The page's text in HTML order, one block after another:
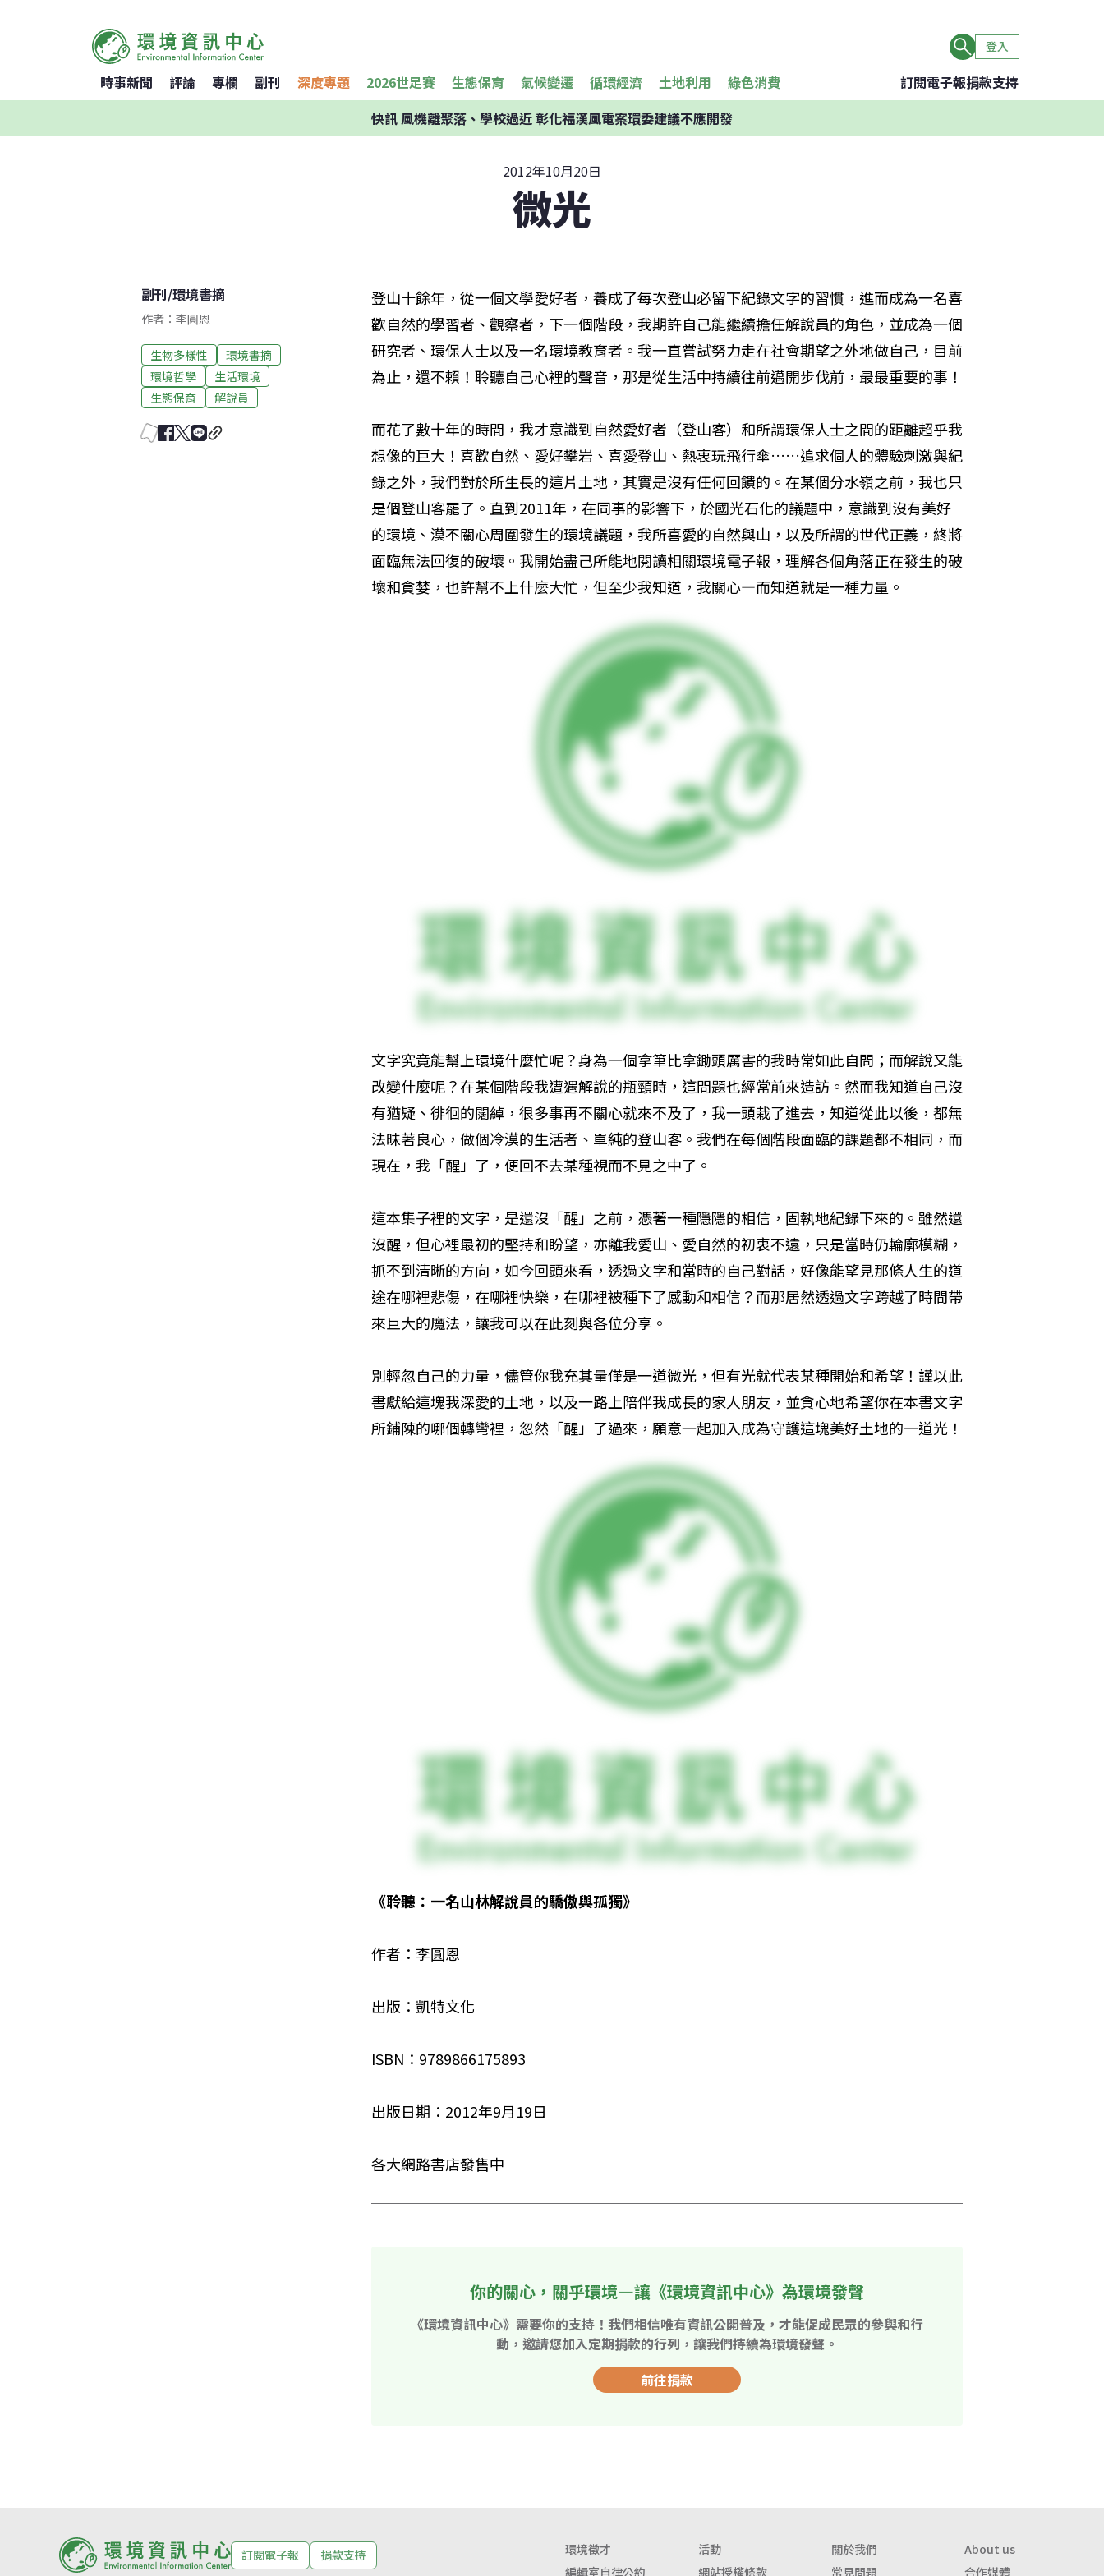
登入
時事新聞 評論 專欄 副刊 深度專題 2026世足賽 生態保育 氣候變遷 循環經濟 土地利用 綠色消費 訂閱電子報捐款支持
快訊風機離聚落、學校過近 彰化福漢風電案環委建議不應開發
2012年10月20日
微光
副刊/環境書摘
作者：李圓恩
生物多樣性
環境書摘
環境哲學
生活環境
生態保育
解說員
登山十餘年，從一個文學愛好者，養成了每次登山必留下紀錄文字的習慣，進而成為一名喜
歡自然的學習者、觀察者，下一個階段，我期許自己能繼續擔任解說員的角色，並成為一個
研究者、環保人士以及一名環境教育者。我一直嘗試努力走在社會期望之外地做自己，目前
為止，還不賴！聆聽自己心裡的聲音，那是從生活中持續往前邁開步伐前，最最重要的事！
而花了數十年的時間，我才意識到自然愛好者（登山客）和所謂環保人士之間的距離超乎我
想像的巨大！喜歡自然、愛好攀岩、喜愛登山、熱衷玩飛行傘……追求個人的體驗刺激與紀
錄之外，我們對於所生長的這片土地，其實是沒有任何回饋的。在某個分水嶺之前，我也只
是個登山客罷了。直到2011年，在同事的影響下，於國光石化的議題中，意識到沒有美好
的環境、漠不關心周圍發生的環境議題，我所喜愛的自然與山，以及所謂的世代正義，終將
面臨無法回復的破壞。我開始盡己所能地閱讀相關環境電子報，理解各個角落正在發生的破
壞和貪婪，也許幫不上什麼大忙，但至少我知道，我關心—而知道就是一種力量。
文字究竟能幫上環境什麼忙呢？身為一個拿筆比拿鋤頭厲害的我時常如此自問；而解說又能
改變什麼呢？在某個階段我遭遇解說的瓶頸時，這問題也經常前來造訪。然而我知道自己沒
有猶疑、徘徊的闊綽，很多事再不關心就來不及了，我一頭栽了進去，知道從此以後，都無
法昧著良心，做個冷漠的生活者、單純的登山客。我們在每個階段面臨的課題都不相同，而
現在，我「醒」了，便回不去某種視而不見之中了。
這本集子裡的文字，是還沒「醒」之前，憑著一種隱隱的相信，固執地紀錄下來的。雖然還
沒醒，但心裡最初的堅持和盼望，亦離我愛山、愛自然的初衷不遠，只是當時仍輪廓模糊，
抓不到清晰的方向，如今回頭來看，透過文字和當時的自己對話，好像能望見那條人生的道
途在哪裡悲傷，在哪裡快樂，在哪裡被種下了感動和相信？而那居然透過文字跨越了時間帶
來巨大的魔法，讓我可以在此刻與各位分享。
別輕忽自己的力量，儘管你我充其量僅是一道微光，但有光就代表某種開始和希望！謹以此
書獻給這塊我深愛的土地，以及一路上陪伴我成長的家人朋友，並貪心地希望你在本書文字
所鋪陳的哪個轉彎裡，忽然「醒」了過來，願意一起加入成為守護這塊美好土地的一道光！
《聆聽：一名山林解說員的驕傲與孤獨》
作者：李圓恩
出版：凱特文化
ISBN：9789866175893
出版日期：2012年9月19日
各大網路書店發售中
你的關心，關乎環境—讓《環境資訊中心》為環境發聲
《環境資訊中心》需要你的支持！我們相信唯有資訊公開普及，才能促成民眾的參與和行
動，邀請您加入定期捐款的行列，讓我們持續為環境發聲。
前往捐款
訂閱電子報 捐款支持 環境徵才 活動 關於我們
About us
編輯室自律公約
網站授權條款 常見問題 合作媒體